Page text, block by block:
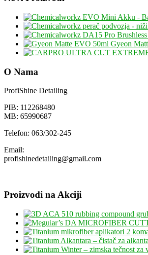
Gyeon
O Nama
ProfiShine Detailing
PIB: 112268480
MB: 65990687
Telefon: 063/302-245
Email:
profishinedetailing@gmail.com
Proizvodi na Akciji